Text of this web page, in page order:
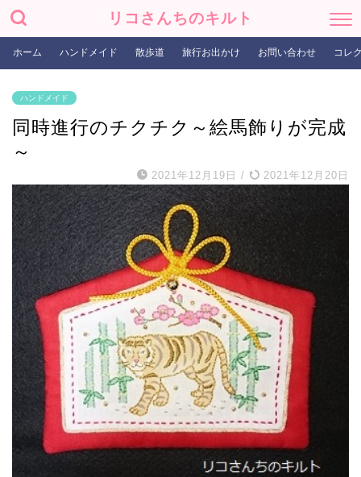
リコさんちのキルト
ホーム ハンドメイド 散歩道 旅行お出かけ お問い合わせ コレ
ハンドメイド
同時進行のチクチク～絵馬飾りが完成
～
2021年12月19日 / 2021年12月20日